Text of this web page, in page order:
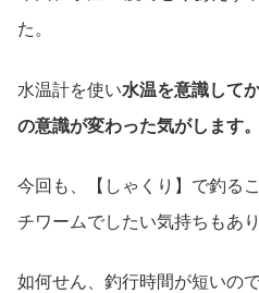
た。
水温計を使い水温を意識して
の意識が変わった気がします。
今回も、【しゃくり】で釣る
チワームでしたい気持ちもあり
如何せん、釣行時間が短いの